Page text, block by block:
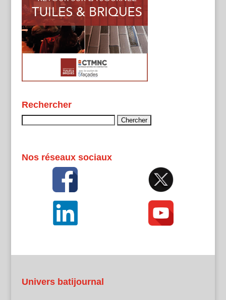
Rechercher
Nos réseaux sociaux
Univers batijournal